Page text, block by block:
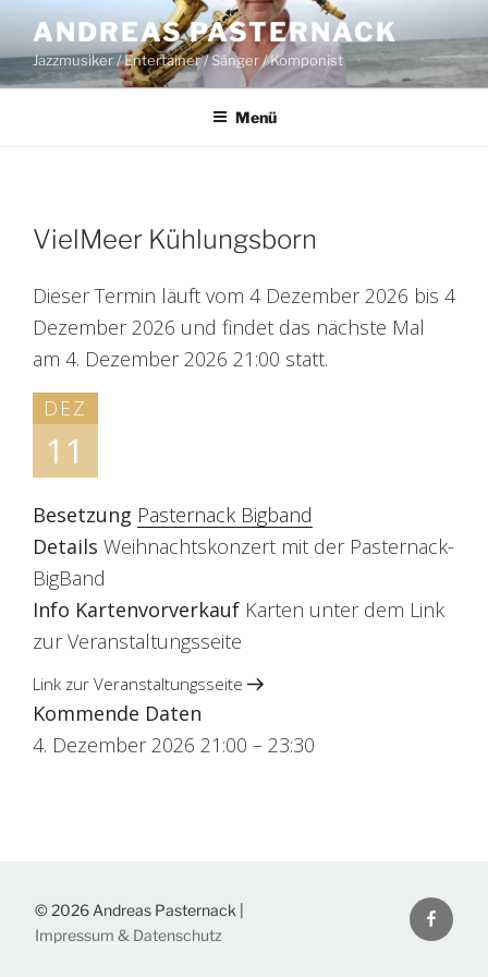
Inhalt
springen
ANDREAS PASTERNACK
Jazzmusiker / Entertainer / Sänger / Komponist
Menü
VielMeer Kühlungsborn
Dieser Termin läuft vom 4 Dezember 2026 bis 4
Dezember 2026 und findet das nächste Mal
am 4. Dezember 2026 21:00 statt.
DEZ
11
Besetzung Pasternack Bigband
Details Weihnachtskonzert mit der Pasternack-
BigBand
Info Kartenvorverkauf Karten unter dem Link
zur Veranstaltungsseite
Link zur Veranstaltungsseite
Kommende Daten
4. Dezember 2026 21:00 – 23:30
© 2026 Andreas Pasternack |
Impressum & Datenschutz